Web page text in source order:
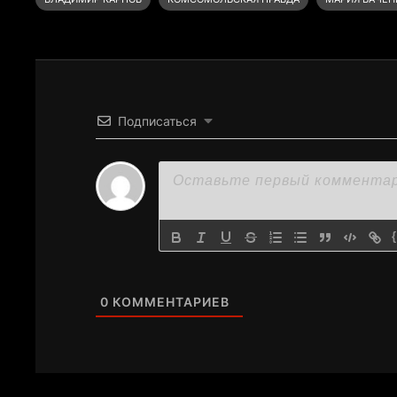
Подписаться
0 КОММЕНТАРИЕВ